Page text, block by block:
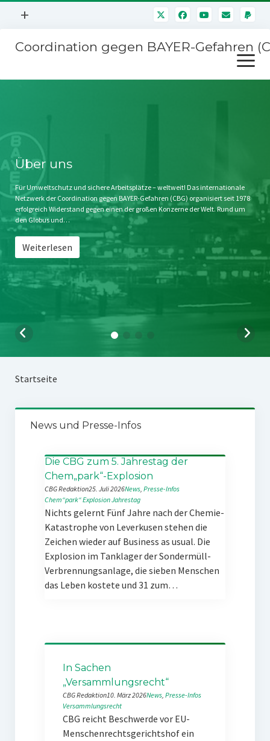
Menü
+
Mitmachen
Kontakt
Impressum
Störfälle
Coordination gegen BAYER-Gefahren
Menü
öffnen
Stichwort BAYER
Jahrestagung
SPENDEN
Über uns
Für Umweltschutz und sichere Arbeitsplätze – weltweit! Das internationale
Netzwerk der Coordination gegen BAYER-Gefahren (CBG) organisiert seit 1978
erfolgreich Widerstand gegen einen der großen Konzerne der Welt. Rund um
den Globus und…
Weiterlesen
Startseite
News und Presse-Infos
Die CBG zum 5. Jahrestag der
Chem„park“-Explosion
CBG Redaktion25. Juli 2026News, Presse-Infos
Chem“park“ExplosionJahrestag
Nichts gelernt Fünf Jahre nach der Chemie-
Katastrophe von Leverkusen stehen die
Zeichen wieder auf Business as usual. Die
Explosion im Tanklager der Sondermüll-
Verbrennungsanlage, die sieben Menschen
das Leben kostete und 31 zum…
In Sachen
„Versammlungsrecht“
CBG Redaktion10. März 2026News, Presse-Infos
Versammlungsrecht
CBG reicht Beschwerde vor EU-
Menschenrechtsgerichtshof ein